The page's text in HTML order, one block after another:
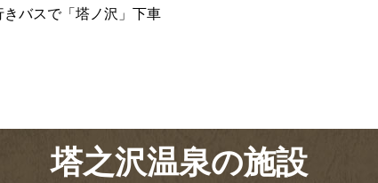
バスで「塔ノ沢」下車
塔之沢温泉の施設